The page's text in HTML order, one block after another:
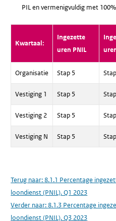
PIL en vermenigvuldig met
Kwartaal:
Ingezette
uren PNIL
Organisatie Stap 5
Vestiging 1 Stap 5
Vestiging 2 Stap 5
Vestiging N Stap 5
Terug naar:8.1.1 Percentage
loondienst (PNIL). Q1 2023
Verder naar:8.1.3 Percentage
loondienst (PNIL). Q3 2023